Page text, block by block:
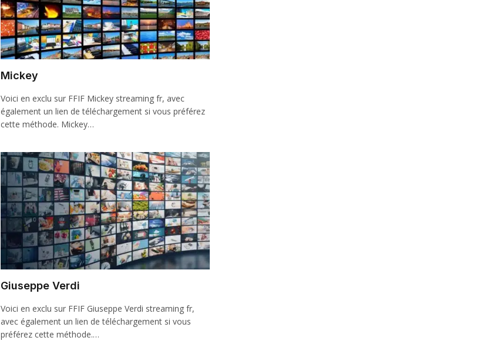
Mickey
Voici en exclu sur FFIF Mickey streaming fr, avec
également un lien de téléchargement si vous préférez
cette méthode. Mickey…
Giuseppe Verdi
Voici en exclu sur FFIF Giuseppe Verdi streaming fr,
avec également un lien de téléchargement si vous
préférez cette méthode.…